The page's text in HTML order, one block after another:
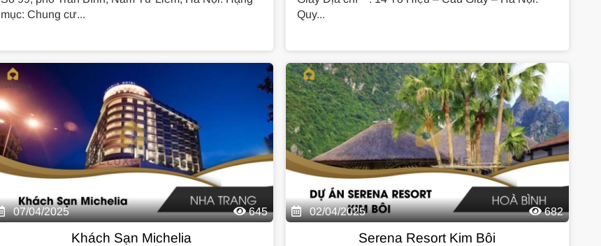
mục: Chung cư...
Quy...
07/04/2025 645
Khách Sạn Michelia
02/04/2025 682
Serena Resort Kim Bôi